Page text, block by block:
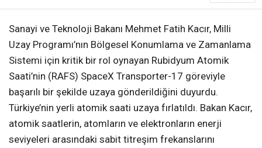
Sanayi ve Teknoloji Bakanı Mehmet Fatih Kacır, Milli
Uzay Programı’nın Bölgesel Konumlama ve Zamanlama
Sistemi için kritik bir rol oynayan Rubidyum Atomik
Saati’nin (RAFS) SpaceX Transporter-17 göreviyle
başarılı bir şekilde uzaya gönderildiğini duyurdu.
Türkiye’nin yerli atomik saati uzaya fırlatıldı. Bakan Kacır,
atomik saatlerin, atomların ve elektronların enerji
seviyeleri arasındaki sabit titreşim frekanslarını